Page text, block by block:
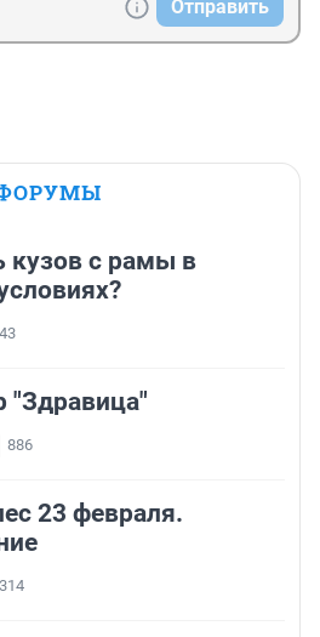
Отправить
кузов с рамы в
43
"Здравица"
886
23 февраля.
314